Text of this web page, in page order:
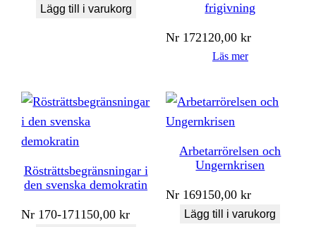
Lägg till i varukorg
frigivning
Nr 172120,00kr
Läs mer
Rösträttsbegränsningar i
den svenska demokratin
Nr 170-171150,00kr
Arbetarrörelsen och
Ungernkrisen
Nr 169150,00kr
Lägg till i varukorg